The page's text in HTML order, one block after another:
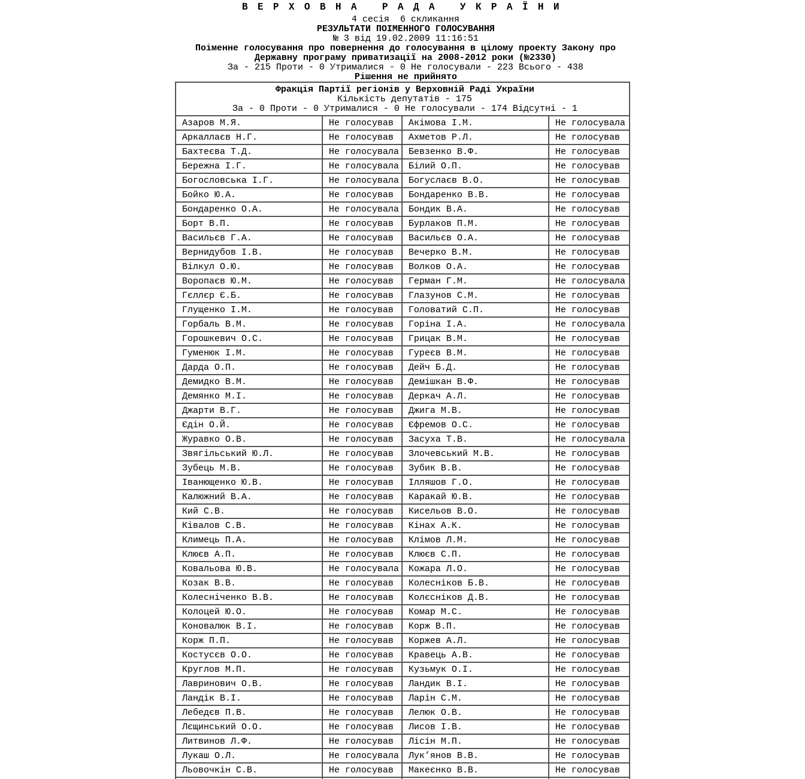
ВЕРХОВНА РАДА УКРАЇНИ
4 сесія 6 скликання
РЕЗУЛЬТАТИ ПОІМЕННОГО ГОЛОСУВАННЯ
№ 3 від 19.02.2009 11:16:51
Поіменне голосування про повернення до голосування в цілому проекту Закону про
Державну програму приватизації на 2008-2012 роки (№2330)
За - 215 Проти - 0 Утрималися - 0 Не голосували - 223 Всього - 438
Рішення не прийнято
Фракція Партії регіонів у Верховній Раді України
Кількість депутатів - 175
За - 0 Проти - 0 Утрималися - 0 Не голосували - 174 Відсутні - 1
Азаров М.Я.
Не голосував Акімова І.М.
Не голосувала
Аркаллаєв Н.Г.
Не голосував Ахметов Р.Л.
Не голосував
Бахтеєва Т.Д.
Не голосувала Бевзенко В.Ф.
Не голосував
Бережна І.Г.
Не голосувала Білий О.П.
Не голосував
Богословська І.Г.
Не голосувала Богуслаєв В.О.
Не голосував
Бойко Ю.А.
Не голосував Бондаренко В.В.
Не голосував
Бондаренко О.А.
Не голосувала Бондик В.А.
Не голосував
Борт В.П.
Не голосував Бурлаков П.М.
Не голосував
Васильєв Г.А.
Не голосував Васильєв О.А.
Не голосував
Вернидубов І.В.
Не голосував Вечерко В.М.
Не голосував
Вілкул О.Ю.
Не голосував Волков О.А.
Не голосував
Воропаєв Ю.М.
Не голосував Герман Г.М.
Не голосувала
Гєллєр Є.Б.
Не голосував Глазунов С.М.
Не голосував
Глущенко І.М.
Не голосував Головатий С.П.
Не голосував
Горбаль В.М.
Не голосував Горіна І.А.
Не голосувала
Горошкевич О.С.
Не голосував Грицак В.М.
Не голосував
Гуменюк І.М.
Не голосував Гуреєв В.М.
Не голосував
Дарда О.П.
Не голосував Дейч Б.Д.
Не голосував
Демидко В.М.
Не голосував Демішкан В.Ф.
Не голосував
Демянко М.І.
Не голосував Деркач А.Л.
Не голосував
Джарти В.Г.
Не голосував Джига М.В.
Не голосував
Єдін О.Й.
Не голосував Єфремов О.С.
Не голосував
Журавко О.В.
Не голосував Засуха Т.В.
Не голосувала
Звягільський Ю.Л.
Не голосував Злочевський М.В.
Не голосував
Зубець М.В.
Не голосував Зубик В.В.
Не голосував
Іванющенко Ю.В.
Не голосував Ілляшов Г.О.
Не голосував
Калюжний В.А.
Не голосував Каракай Ю.В.
Не голосував
Кий С.В.
Не голосував Кисельов В.О.
Не голосував
Ківалов С.В.
Не голосував Кінах А.К.
Не голосував
Климець П.А.
Не голосував Клімов Л.М.
Не голосував
Клюєв А.П.
Не голосував Клюєв С.П.
Не голосував
Ковальова Ю.В.
Не голосувала Кожара Л.О.
Не голосував
Козак В.В.
Не голосував Колесніков Б.В.
Не голосував
Колесніченко В.В.
Не голосував Колєсніков Д.В.
Не голосував
Колоцей Ю.О.
Не голосував Комар М.С.
Не голосував
Коновалюк В.І.
Не голосував Корж В.П.
Не голосував
Корж П.П.
Не голосував Коржев А.Л.
Не голосував
Костусєв О.О.
Не голосував Кравець А.В.
Не голосував
Круглов М.П.
Не голосував Кузьмук О.І.
Не голосував
Лавринович О.В.
Не голосував Ландик В.І.
Не голосував
Ландік В.І.
Не голосував Ларін С.М.
Не голосував
Лебедєв П.В.
Не голосував Лелюк О.В.
Не голосував
Лєщинський О.О.
Не голосував Лисов І.В.
Не голосував
Литвинов Л.Ф.
Не голосував Лісін М.П.
Не голосував
Лукаш О.Л.
Не голосувала Лук’янов В.В.
Не голосував
Льовочкін С.В.
Не голосував Макеєнко В.В.
Не голосував